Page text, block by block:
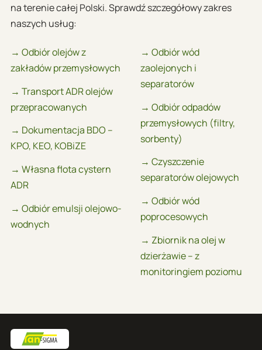
na terenie całej Polski. Sprawdź szczegółowy zakres
naszych usług:
→ Odbiór olejów z
zakładów przemysłowych
→ Transport ADR olejów
przepracowanych
→ Dokumentacja BDO –
KPO, KEO, KOBiZE
→ Własna flota cystern
ADR
→ Odbiór emulsji olejowo-
wodnych
→ Odbiór wód
zaolejonych i
separatorów
→ Odbiór odpadów
przemysłowych (filtry,
sorbenty)
→ Czyszczenie
separatorów olejowych
→ Odbiór wód
poprocesowych
→ Zbiornik na olej w
dzierżawie – z
monitoringiem poziomu